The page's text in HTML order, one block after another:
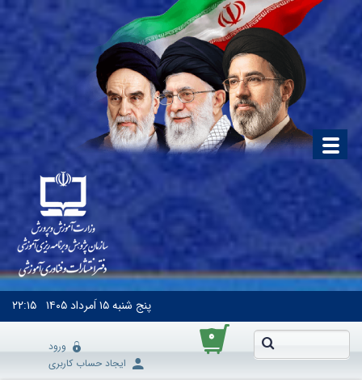
پنج شنبه۱۵ اَمرداد ۱۴۰۵ ۲۲:۱۵
۰
ورود
ایجاد حساب کاربری